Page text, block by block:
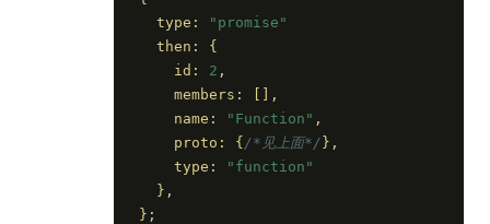
  type:
"promise"
  then: {
    id:
2 ,
    members: [],
    name:
"Function" ,
    proto: {
/*见上面*/},
    type:
"function"
  },
};